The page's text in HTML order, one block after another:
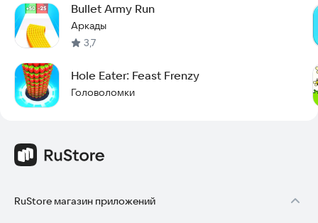
Bullet Army Run
Аркады
3,7
Hole Eater: Feast Frenzy
Головоломки
RuStore магазин приложений